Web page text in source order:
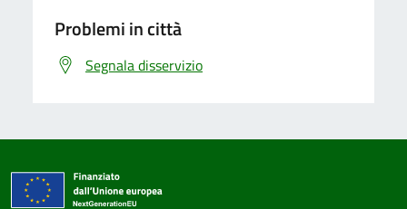
Problemi in città
Segnala disservizio